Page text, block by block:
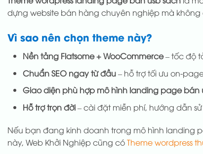
dựng website bán hàng chuyên nghiệp mà không
Vì sao nên chọn theme này?
Nền tảng Flatsome + WooCommerce– tốc độ
Chuẩn SEO ngay từ đầu– hỗ trợ tối ưu on-
Giao diện phù hợp mô hình landing page bán
Hỗ trợ trọn đời– cài đặt miễn phí, hướng dẫn
Nếu bạn đang kinh doanh trong mô hình landing
này, Web Khởi Nghiệp cũng cóTheme wordpress